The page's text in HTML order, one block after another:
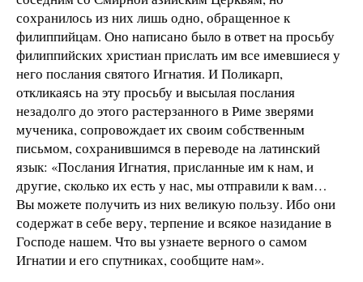
сохранилось из них лишь одно, обращенное к
филиппийцам. Оно написано было в ответ на просьбу
филиппийских христиан прислать им все имевшиеся у
него послания святого Игнатия. И Поликарп,
откликаясь на эту просьбу и высылая послания
незадолго до этого растерзанного в Риме зверями
мученика, сопровождает их своим собственным
письмом, сохранившимся в переводе на латинский
язык: «Послания Игнатия, присланные им к нам, и
другие, сколько их есть у нас, мы отправили к вам…
Вы можете получить из них великую пользу. Ибо они
содержат в себе веру, терпение и всякое назидание в
Господе нашем. Что вы узнаете верного о самом
Игнатии и его спутниках, сообщите нам».